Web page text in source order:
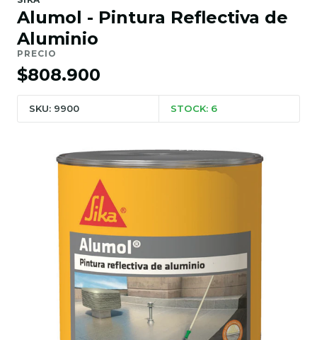
Alumol - Pintura Reflectiva de
Aluminio
PRECIO
$808.900
SKU: 9900 STOCK: 6